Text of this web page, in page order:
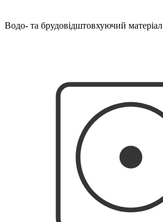
Водо- та брудовідштовхуючий матеріал